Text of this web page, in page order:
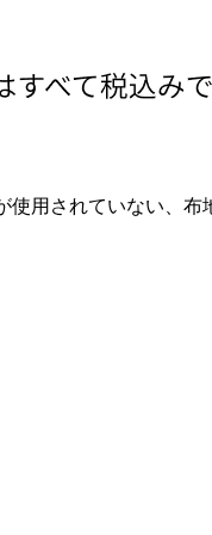
用されていない、布